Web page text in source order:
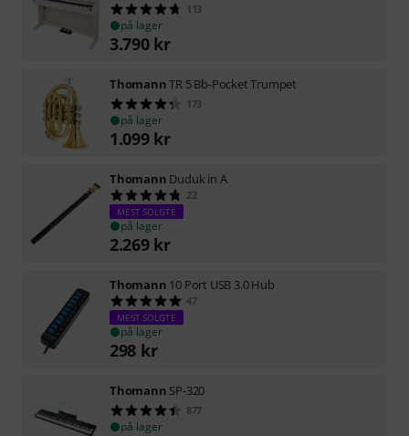
113
på lager
3.790 kr
ThomannTR 5 Bb-Pocket Trumpet
173
på lager
1.099 kr
Thomann Duduk in A
22
MEST SOLGTE
på lager
2.269 kr
Thomann 10 Port USB 3.0 Hub
47
MEST SOLGTE
på lager
298 kr
Thomann SP-320
877
på lager